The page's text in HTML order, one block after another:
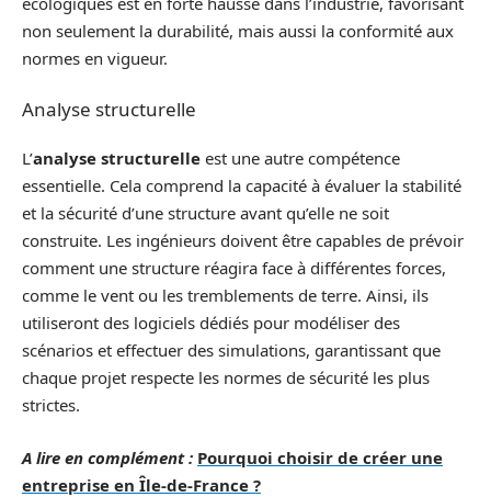
non seulement la durabilité, mais aussi la conformité aux
normes en vigueur.
Analyse structurelle
L’analyse structurelle est une autre compétence
essentielle. Cela comprend la capacité à évaluer la stabilité
et la sécurité d’une structure avant qu’elle ne soit
construite. Les ingénieurs doivent être capables de prévoir
comment une structure réagira face à différentes forces,
comme le vent ou les tremblements de terre. Ainsi, ils
utiliseront des logiciels dédiés pour modéliser des
scénarios et effectuer des simulations, garantissant que
chaque projet respecte les normes de sécurité les plus
strictes.
A lire en complément : Pourquoi choisir de créer une
entreprise en Île-de-France ?